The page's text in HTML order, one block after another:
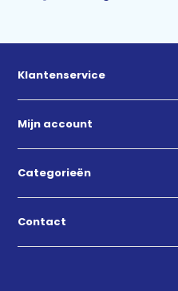
Klantenservice
Mijn account
Categorieën
Contact